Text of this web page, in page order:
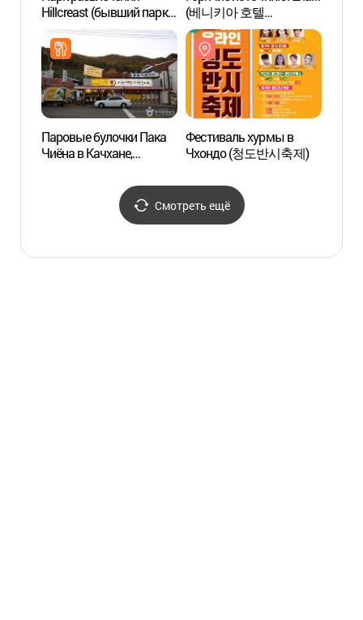
Hillcreast (бывший парк
Хёрб хилз) (힐크레스트
눈썰매장 (구. 허브힐즈))
(베니키아 호텔
청도용암온천)
Паровые булочки Пака
Чиёна в Качхане,
가창옛날찐빵본점)
Фестиваль хурмы в
Чхондо (청도반시축제)
Смотреть ещё